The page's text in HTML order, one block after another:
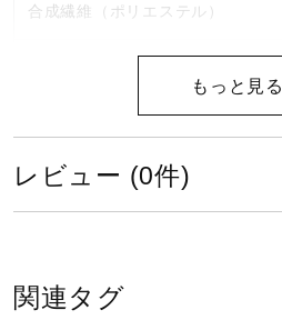
ジュニア／キッズ
合成繊維（ポリエステル）
容量
質量
レビュー (0件)
関連タグ